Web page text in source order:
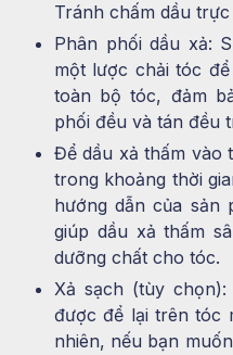
Tránh chấm dầu
Phân phối dầu xả:
một lược chải tóc
toàn bộ tóc, đảm
phối đều và tán đều
Để dầu xả thấm vào
trong khoảng thời
hướng dẫn của sản
giúp dầu xả thấm
dưỡng chất cho tóc.
Xả sạch (tùy
được để lại trên tóc
nhiên, nếu bạn